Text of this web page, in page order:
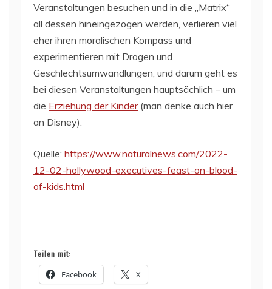
Veranstaltungen besuchen und in die „Matrix“
all dessen hineingezogen werden, verlieren viel
eher ihren moralischen Kompass und
experimentieren mit Drogen und
Geschlechtsumwandlungen, und darum geht es
bei diesen Veranstaltungen hauptsächlich – um
die Erziehung der Kinder(man denke auch hier
an Disney).
Quelle: https://www.naturalnews.com/2022-
12-02-hollywood-executives-feast-on-blood-
of-kids.html
Teilen mit:
Facebook X